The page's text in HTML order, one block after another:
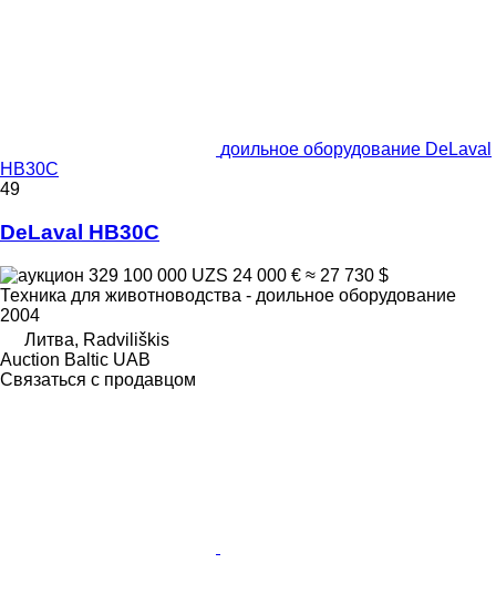
доильное оборудование DeLaval
HB30C
49
DeLaval HB30C
329 100 000 UZS 24 000 € ≈ 27 730 $
Техника для животноводства - доильное оборудование
2004
Литва, Radviliškis
Auction Baltic UAB
Связаться с продавцом